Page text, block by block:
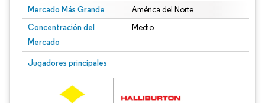
Mercado Más Grande América del Norte
Concentración del
Mercado
Medio
Jugadores principales
Imagen © Mordor Intelligence. El uso requiere atribución según CC BY 4.0.